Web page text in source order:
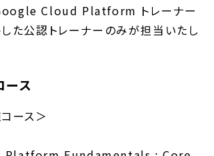
Cloud Platform トレーナー
た公認トレーナーのみが担当いたし
ース
ース＞